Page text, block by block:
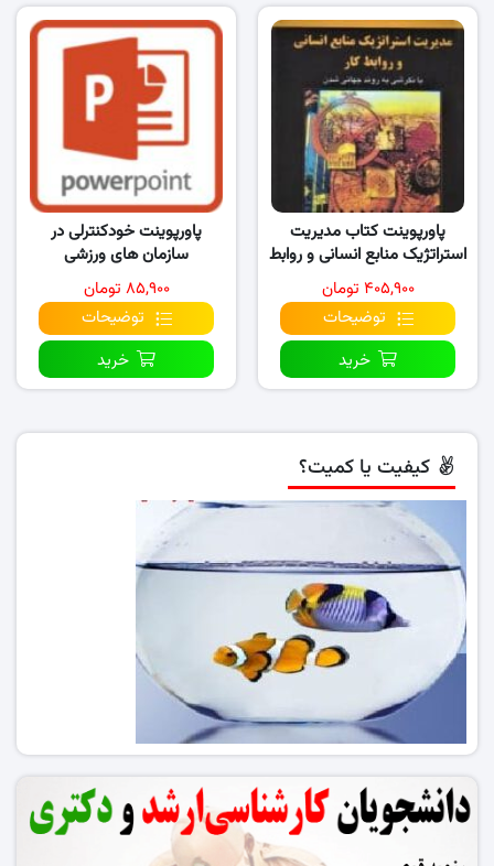
پاورپوینت کتاب مدیریت
استراتژیک منابع انسانی و روابط
کار
۴۰۵,۹۰۰ تومان
توضیحات
خرید
پاورپوینت خودکنترلی در
سازمان های ورزشی
۸۵,۹۰۰ تومان
توضیحات
خرید
کیفیت یا کمیت؟